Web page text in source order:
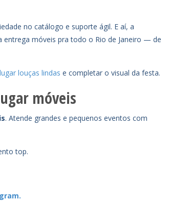
no catálogo e suporte ágil. E aí, a
entrega móveis pra todo o Rio de Janeiro — de
louças lindas e completar o visual da festa.
móveis
. Atende grandes e pequenos eventos com
top.